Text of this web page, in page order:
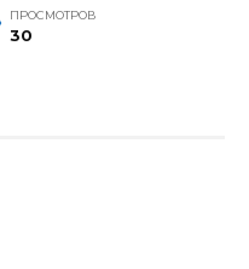
ПРОСМОТРОВ
30